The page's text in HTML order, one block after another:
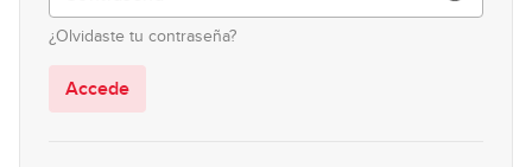
8¿Olvidaste tu contraseña?
Accede